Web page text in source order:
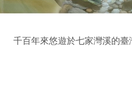
千百年來悠遊於七家灣溪的臺